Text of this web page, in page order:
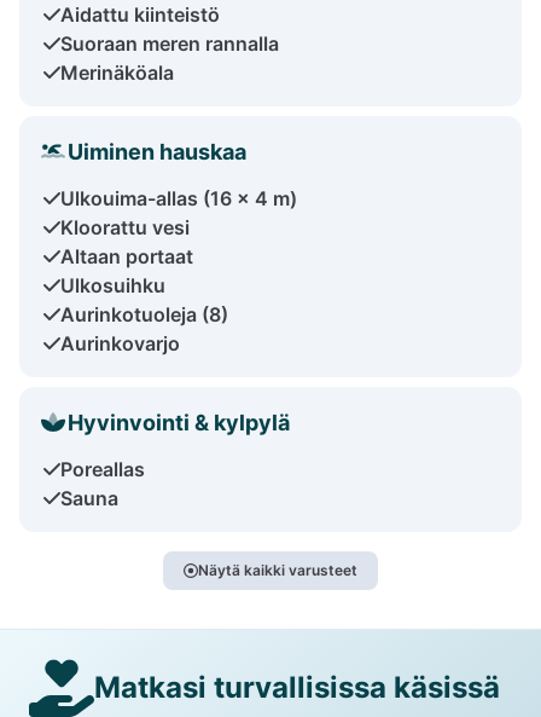
Aidattu kiinteistö
Suoraan meren rannalla
Merinäköala
Uiminen hauskaa
Ulkouima-allas (16 x 4 m)
Kloorattu vesi
Altaan portaat
Ulkosuihku
Aurinkotuoleja (8)
Aurinkovarjo
Hyvinvointi & kylpylä
Poreallas
Sauna
Näytä kaikki varusteet
Matkasi turvallisissa käsissä